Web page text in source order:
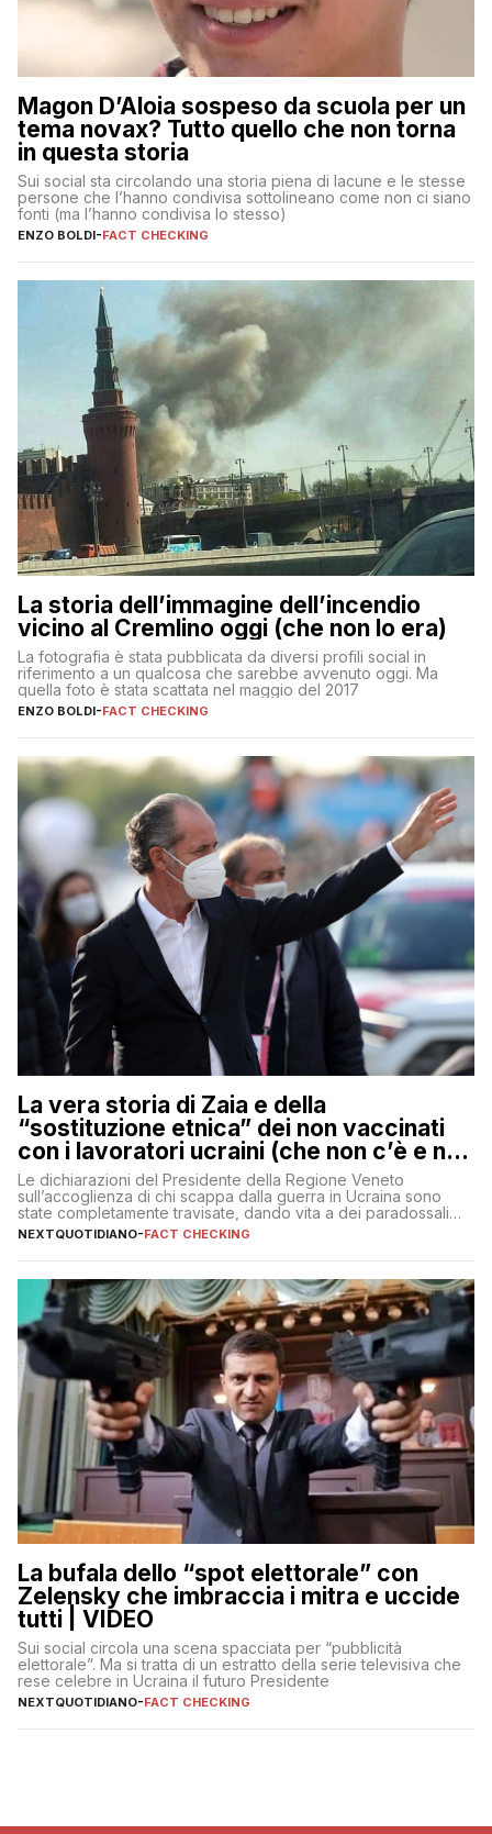
Magon D’Aloia sospeso da scuola per un
tema novax? Tutto quello che non torna
in questa storia
Sui social sta circolando una storia piena di lacune e le stesse
persone che l’hanno condivisa sottolineano come non ci siano
fonti (ma l’hanno condivisa lo stesso)
ENZO BOLDI-FACT CHECKING
La storia dell’immagine dell’incendio
vicino al Cremlino oggi (che non lo era)
La fotografia è stata pubblicata da diversi profili social in
riferimento a un qualcosa che sarebbe avvenuto oggi. Ma
quella foto è stata scattata nel maggio del 2017
ENZO BOLDI-FACT CHECKING
La vera storia di Zaia e della
“sostituzione etnica” dei non vaccinati
con i lavoratori ucraini (che non c’è e non
ci sarà)
Le dichiarazioni del Presidente della Regione Veneto
sull’accoglienza di chi scappa dalla guerra in Ucraina sono
state completamente travisate, dando vita a dei paradossali
falsi che girano sui social
NEXTQUOTIDIANO-FACT CHECKING
La bufala dello “spot elettorale” con
Zelensky che imbraccia i mitra e uccide
tutti | VIDEO
Sui social circola una scena spacciata per “pubblicità
elettorale”. Ma si tratta di un estratto della serie televisiva che
rese celebre in Ucraina il futuro Presidente
NEXTQUOTIDIANO-FACT CHECKING